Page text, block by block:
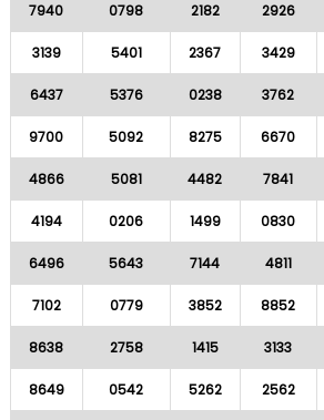
7940 0798 2182 2926
3139 5401 2367 3429
6437 5376 0238 3762
9700 5092 8275 6670
4866 5081 4482 7841
4194 0206 1499 0830
6496 5643 7144 4811
7102 0779 3852 8852
8638 2758 1415 3133
8649 0542 5262 2562